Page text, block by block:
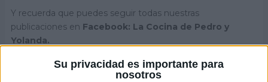
Su privacidad es importante para
nosotros
Y recuerda que puedes seguir todas nuestras
publicaciones en Facebook: La Cocina de Pedro y
Yolanda.
Arroz con pollo y gambas